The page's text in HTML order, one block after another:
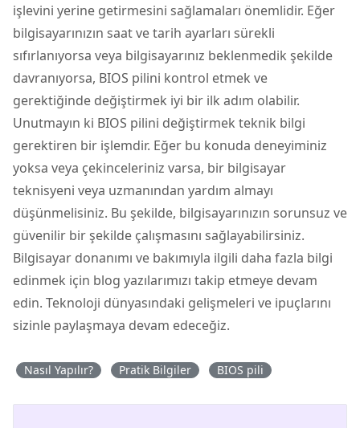
işlevini yerine getirmesini sağlamaları önemlidir. Eğer
bilgisayarınızın saat ve tarih ayarları sürekli
sıfırlanıyorsa veya bilgisayarınız beklenmedik şekilde
davranıyorsa, BIOS pilini kontrol etmek ve
gerektiğinde değiştirmek iyi bir ilk adım olabilir.
Unutmayın ki BIOS pilini değiştirmek teknik bilgi
gerektiren bir işlemdir. Eğer bu konuda deneyiminiz
yoksa veya çekinceleriniz varsa, bir bilgisayar
teknisyeni veya uzmanından yardım almayı
düşünmelisiniz. Bu şekilde, bilgisayarınızın sorunsuz ve
güvenilir bir şekilde çalışmasını sağlayabilirsiniz.
Bilgisayar donanımı ve bakımıyla ilgili daha fazla bilgi
edinmek için blog yazılarımızı takip etmeye devam
edin. Teknoloji dünyasındaki gelişmeleri ve ipuçlarını
sizinle paylaşmaya devam edeceğiz.
Nasıl Yapılır? Pratik Bilgiler BIOS pili